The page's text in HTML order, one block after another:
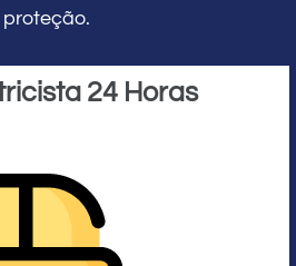
proteção.
24 Horas